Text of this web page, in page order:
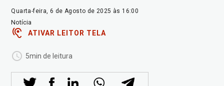
Quarta-feira, 6 de Agosto de 2025 às 16:00
Notícia
ATIVAR LEITOR TELA
5min de leitura